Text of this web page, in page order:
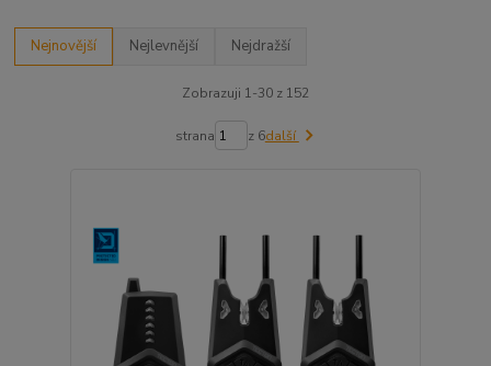
Nejnovější Nejlevnější Nejdražší
Zobrazuji 1-30 z 152
strana z 6další